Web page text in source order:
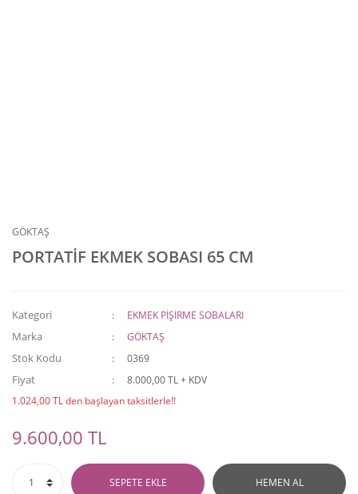
GÖKTAŞ
PORTATİF EKMEK SOBASI 65 CM
Kategori EKMEK PİŞİRME SOBALARI
Marka GÖKTAŞ
Stok Kodu 0369
Fiyat
8.000,00 TL + KDV
1.024,00 TL den başlayan taksitlerle!!
9.600,00 TL
SEPETE EKLE HEMEN AL